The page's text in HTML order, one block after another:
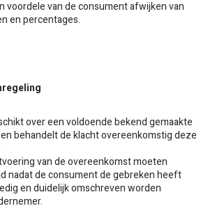
voordele van de consument afwijken van
en percentages.
over een voldoende bekend gemaakte
behandelt de klacht overeenkomstig deze
van de overeenkomst moeten
nadat de consument de gebreken heeft
en duidelijk omschreven worden